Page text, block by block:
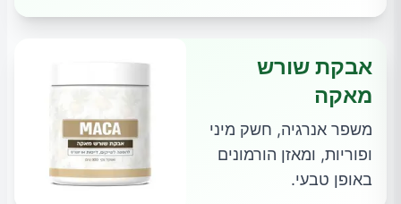
אבקת שורש
מאקה
משפר אנרגיה, חשק מיני
ופוריות, ומאזן הורמונים
באופן טבעי.